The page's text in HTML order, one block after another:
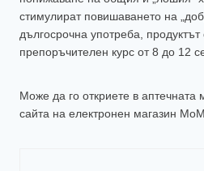
стимулират повишаването на
дългосрочна употреба,
препоръчителен курс от 8 до 12
Може да го откриете в аптечната
сайта на електронен магазин